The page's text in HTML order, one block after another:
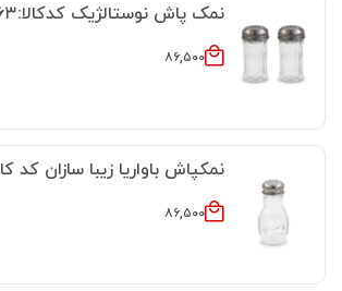
نمک پاش نوستالژیک کدکالا:۹۳۶۳
۸۶,۵۰۰
نمکپاش باواریا زیبا سازان کد
۸۶,۵۰۰